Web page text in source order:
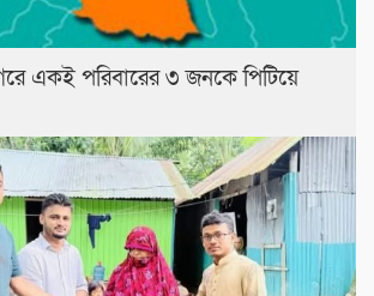
একই পরিবারের ৩ জনকে পিটিয়ে